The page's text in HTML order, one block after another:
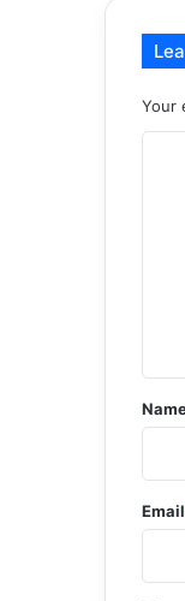
Your
*
Email